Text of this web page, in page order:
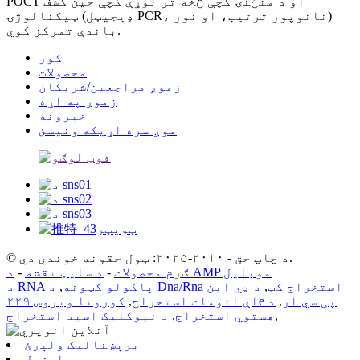
ټیکنالوژۍ (ډیجیټل PCR، نانوپور ترتیب، او نور)
باندې تمرکز کوي.
کور
محصولات
زموږ مراجعین/شریکان
زموږ په اړه
خبرونه
موږ سره اړیکه ونیسئ
© د چاپ حق - ۲۰۱۰-۲۰۲۵: ټول حقونه خوندي دي.
ګرم محصولات - د سایټ نقشه -
د AMP موبایل
د RNA پاکولو کټونه , د Dna/Rna استخراج کټ, د ډي این
اې اتومات استخراج, کورونا ویروس ۲۲۹e پی سي آر , د
هستوي استخراج, د نیوکلیک اسید استخراج ,
برېښنالیک ولېږئ